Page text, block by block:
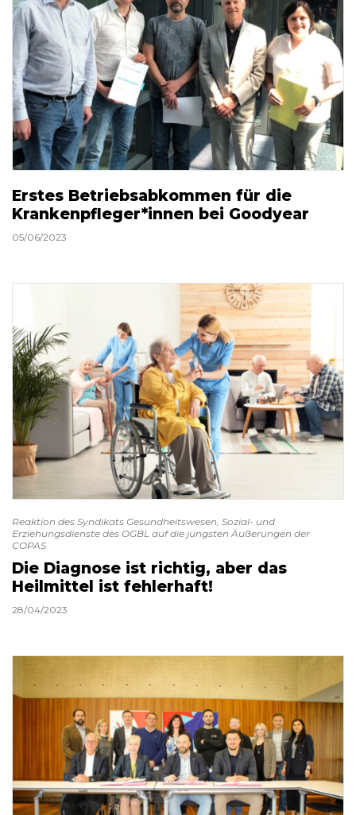
Erstes Betriebsabkommen für die
Krankenpfleger*innen bei Goodyear
05/06/2023
Reaktion des Syndikats Gesundheitswesen, Sozial- und
Erziehungsdienste des OGBL auf die jüngsten Äußerungen der
COPAS
Die Diagnose ist richtig, aber das
Heilmittel ist fehlerhaft!
28/04/2023